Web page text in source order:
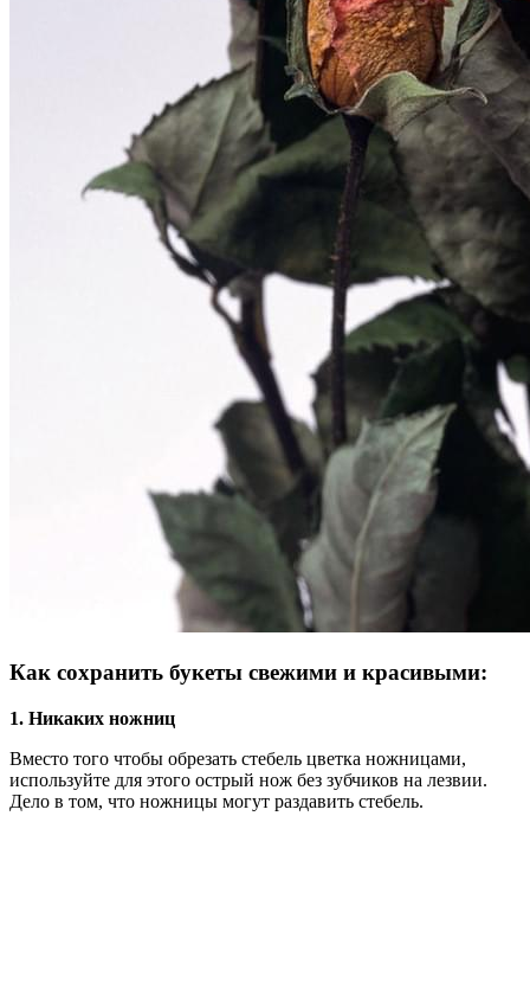
Как сохранить букеты свежими и красивыми:
1. Никаких ножниц
Вместо того чтобы обрезать стебель цветка ножницами,
используйте для этого острый нож без зубчиков на лезвии.
Дело в том, что ножницы могут раздавить стебель.